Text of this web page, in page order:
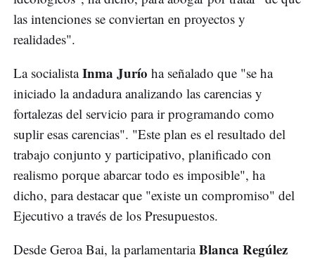
las intenciones se conviertan en proyectos y
realidades".
La socialistaInma Jurío ha señalado que "se ha
iniciado la andadura analizando las carencias y
fortalezas del servicio para ir programando como
suplir esas carencias". "Este plan es el resultado del
trabajo conjunto y participativo, planificado con
realismo porque abarcar todo es imposible", ha
dicho, para destacar que "existe un compromiso" del
Ejecutivo a través de los Presupuestos.
Desde Geroa Bai, la parlamentariaBlanca Regúlez